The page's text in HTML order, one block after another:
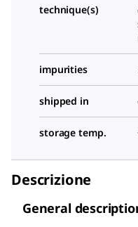
technique(s)
impurities
shipped in
storage temp.
Descrizione
General